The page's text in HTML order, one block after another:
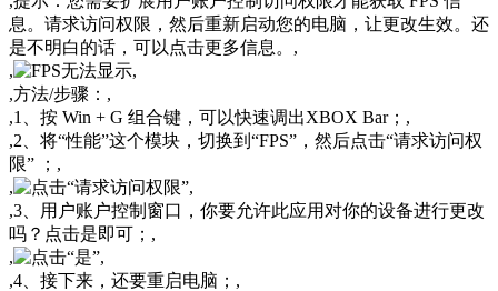
息。请求访问权限，然后重新启动您的电脑，让更改生效。还
是不明白的话，可以点击更多信息。,
,
,
,方法/步骤：,
,1、按 Win + G 组合键，可以快速调出XBOX Bar；,
,2、将“性能”这个模块，切换到“FPS”，然后点击“请求访问权
限” ；,
,
,
,3、用户账户控制窗口，你要允许此应用对你的设备进行更改
吗？点击是即可；,
,
,
,4、接下来，还要重启电脑；,